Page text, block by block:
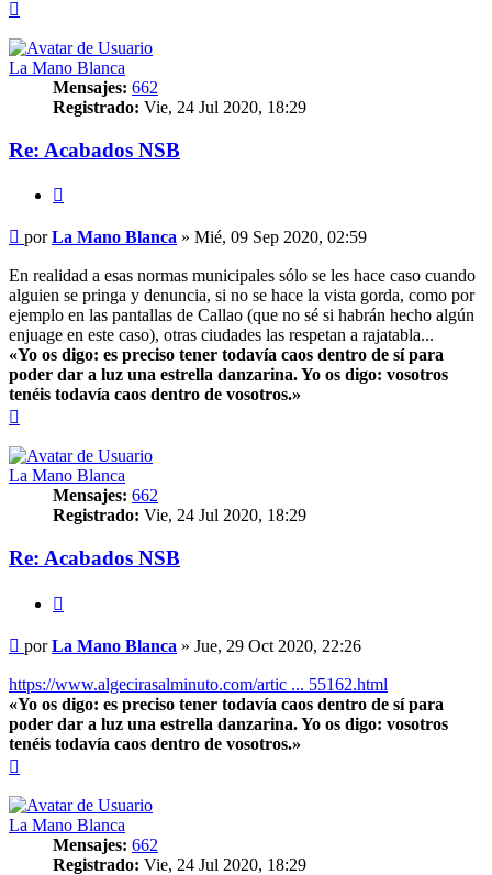
La Mano Blanca
Mensajes: 662
Registrado: Vie, 24 Jul 2020, 18:29
Re: Acabados NSB
Mensaje
porLa Mano Blanca » Mié, 09 Sep 2020, 02:59
En realidad a esas normas municipales sólo se les hace caso cuando
alguien se pringa y denuncia, si no se hace la vista gorda, como por
ejemplo en las pantallas de Callao (que no sé si habrán hecho algún
enjuage en este caso), otras ciudades las respetan a rajatabla...
«Yo os digo: es preciso tener todavía caos dentro de sí para
poder dar a luz una estrella danzarina. Yo os digo: vosotros
tenéis todavía caos dentro de vosotros.»
La Mano Blanca
Mensajes: 662
Registrado: Vie, 24 Jul 2020, 18:29
Re: Acabados NSB
Mensaje
porLa Mano Blanca » Jue, 29 Oct 2020, 22:26
https://www.algecirasalminuto.com/artic ... 55162.html
«Yo os digo: es preciso tener todavía caos dentro de sí para
poder dar a luz una estrella danzarina. Yo os digo: vosotros
tenéis todavía caos dentro de vosotros.»
La Mano Blanca
Mensajes: 662
Registrado: Vie, 24 Jul 2020, 18:29